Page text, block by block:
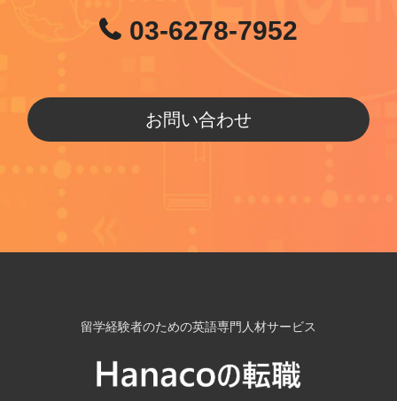
03-6278-7952
お問い合わせ
留学経験者のための英語専門人材サービス